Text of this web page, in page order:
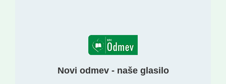
Novi odmev - naše glasilo